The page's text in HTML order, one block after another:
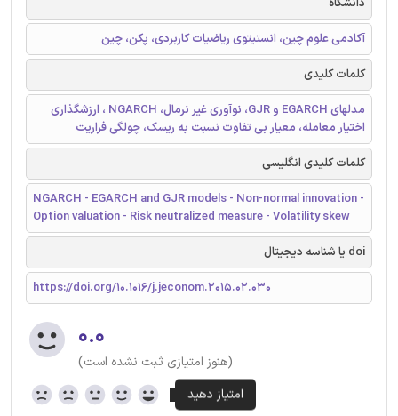
آکادمی علوم چین، انستیتوی ریاضیات کاربردی، پکن، چین
کلمات کلیدی
مدلهای EGARCH و GJR، نوآوری غیر نرمال، NGARCH ، ارزشگذاری
اختیار معامله، معیار بی تفاوت نسبت به ریسک، چولگی فراریت
کلمات کلیدی انگلیسی
NGARCH - EGARCH and GJR models - Non-normal innovation -
Option valuation - Risk neutralized measure - Volatility skew
doi یا شناسه دیجیتال
https://doi.org/10.1016/j.jeconom.2015.02.030
۰.۰
(هنوز امتیازی ثبت نشده است)